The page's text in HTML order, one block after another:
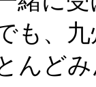
も、
んど